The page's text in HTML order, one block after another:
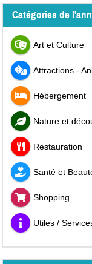
Catégories de
Art et Culture
Attractions -
Hébergement
Nature et
Restauration
Santé et
Shopping
Utiles /